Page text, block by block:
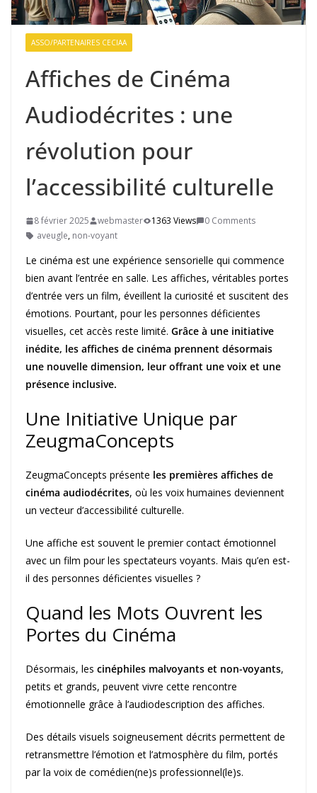
ASSO/PARTENAIRES CECIAA
Affiches de Cinéma
Audiodécrites : une
révolution pour
l’accessibilité culturelle
8 février 2025 webmaster 1363 Views
0 Comments
aveugle, non-voyant
Le cinéma est une expérience sensorielle qui commence
bien avant l’entrée en salle. Les affiches, véritables portes
d’entrée vers un film, éveillent la curiosité et suscitent des
émotions. Pourtant, pour les personnes déficientes
visuelles, cet accès reste limité. Grâce à une initiative
inédite, les affiches de cinéma prennent désormais
une nouvelle dimension, leur offrant une voix et une
présence inclusive.
Une Initiative Unique par
ZeugmaConcepts
ZeugmaConcepts présente les premières affiches de
cinéma audiodécrites, où les voix humaines deviennent
un vecteur d’accessibilité culturelle.
Une affiche est souvent le premier contact émotionnel
avec un film pour les spectateurs voyants. Mais qu’en est-
il des personnes déficientes visuelles ?
Quand les Mots Ouvrent les
Portes du Cinéma
Désormais, les cinéphiles malvoyants et non-voyants,
petits et grands, peuvent vivre cette rencontre
émotionnelle grâce à l’audiodescription des affiches.
Des détails visuels soigneusement décrits permettent de
retransmettre l’émotion et l’atmosphère du film, portés
par la voix de comédien(ne)s professionnel(le)s.